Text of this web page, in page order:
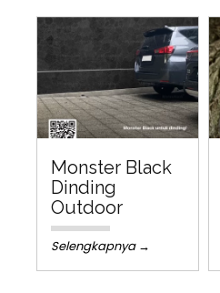
Monster Black
Dinding
Outdoor
Selengkapnya →